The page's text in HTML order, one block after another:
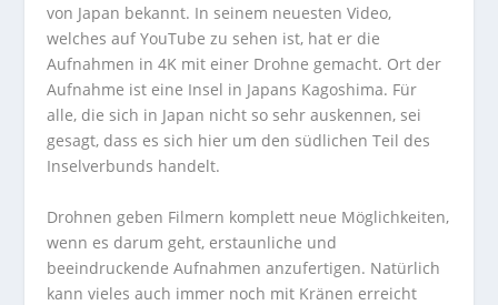
von Japan bekannt. In seinem neuesten Video,
welches auf YouTube zu sehen ist, hat er die
Aufnahmen in 4K mit einer Drohne gemacht. Ort der
Aufnahme ist eine Insel in Japans Kagoshima. Für
alle, die sich in Japan nicht so sehr auskennen, sei
gesagt, dass es sich hier um den südlichen Teil des
Inselverbunds handelt.
Drohnen geben Filmern komplett neue Möglichkeiten,
wenn es darum geht, erstaunliche und
beeindruckende Aufnahmen anzufertigen. Natürlich
kann vieles auch immer noch mit Kränen erreicht